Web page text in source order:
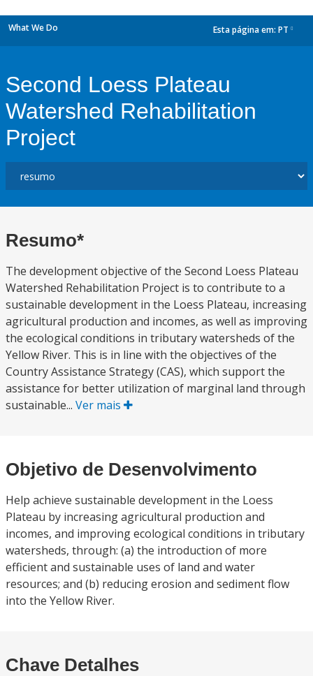
What We Do Esta página em: PT
Second Loess Plateau
Watershed Rehabilitation
Project
Resumo*
The development objective of the Second Loess Plateau
Watershed Rehabilitation Project is to contribute to a
sustainable development in the Loess Plateau, increasing
agricultural production and incomes, as well as improving
the ecological conditions in tributary watersheds of the
Yellow River. This is in line with the objectives of the
Country Assistance Strategy (CAS), which support the
assistance for better utilization of marginal land through
sustainable... Ver mais
Objetivo de Desenvolvimento
Help achieve sustainable development in the Loess
Plateau by increasing agricultural production and
incomes, and improving ecological conditions in tributary
watersheds, through: (a) the introduction of more
efficient and sustainable uses of land and water
resources; and (b) reducing erosion and sediment flow
into the Yellow River.
Chave Detalhes